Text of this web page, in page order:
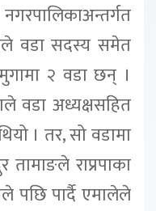
वडा सदस्य समेत
२ वडा छन् ।
वडा अध्यक्षसहित
। तर, सो वडामा
तामाङले राप्रपाका
पछि पार्दै एमालेले